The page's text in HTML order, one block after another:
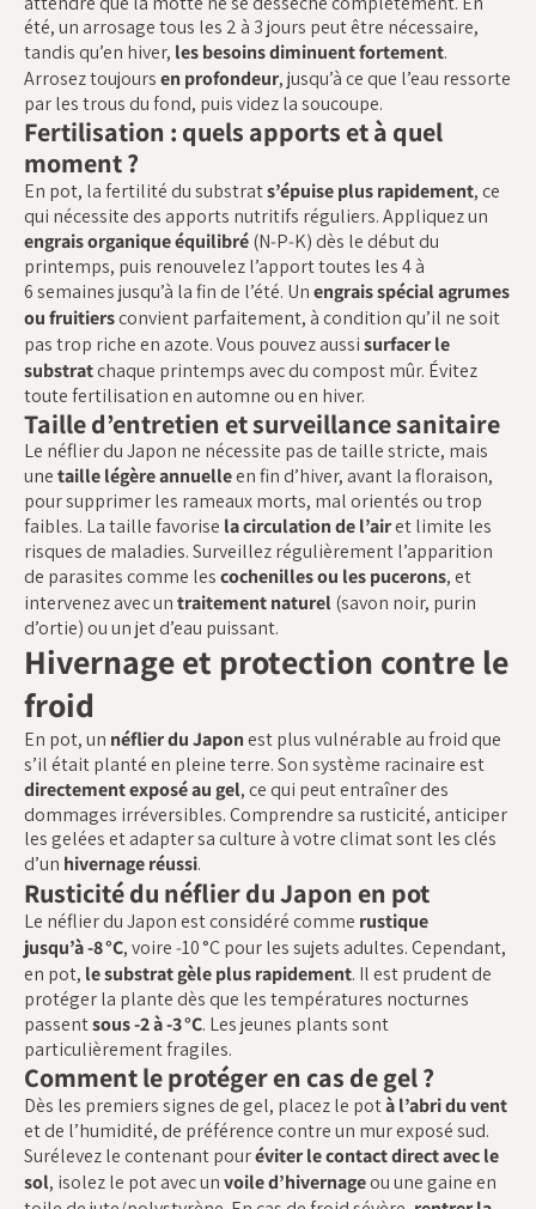
été, un arrosage tous les 2 à 3 jours peut être nécessaire,
tandis qu’en hiver, les besoins diminuent fortement.
Arrosez toujoursen profondeur, jusqu’à ce que l’eau ressorte
par les trous du fond, puis videz la soucoupe.
Fertilisation : quels apports et à quel
moment ?
En pot, la fertilité du substrats’épuise plus rapidement, ce
qui nécessite des apports nutritifs réguliers. Appliquez un
engrais organique équilibré(N‑P‑K) dès le début du
printemps, puis renouvelez l’apport toutes les 4 à
6 semaines jusqu’à la fin de l’été. Unengrais spécial agrumes
ou fruitiersconvient parfaitement, à condition qu’il ne soit
pas trop riche en azote. Vous pouvez aussisurfacer le
substratchaque printemps avec du compost mûr. Évitez
toute fertilisation en automne ou en hiver.
Taille d’entretien et surveillance sanitaire
Le néflier du Japon ne nécessite pas de taille stricte, mais
unetaille légère annuelleen fin d’hiver, avant la floraison,
pour supprimer les rameaux morts, mal orientés ou trop
faibles. La taille favorise la circulation de l’airet limite les
risques de maladies. Surveillez régulièrement l’apparition
de parasites comme lescochenilles ou les pucerons, et
intervenez avec untraitement naturel(savon noir, purin
d’ortie) ou un jet d’eau puissant.
Hivernage et protection contre le
froid
En pot, un néflier du Japonest plus vulnérable au froid que
s’il était planté en pleine terre. Son système racinaire est
directement exposé au gel, ce qui peut entraîner des
dommages irréversibles. Comprendre sa rusticité, anticiper
les gelées et adapter sa culture à votre climat sont les clés
d’un hivernage réussi.
Rusticité du néflier du Japon en pot
Le néflier du Japon est considéré comme rustique
jusqu’à ‑8 °C, voire ‑10 °C pour les sujets adultes. Cependant,
en pot, le substrat gèle plus rapidement. Il est prudent de
protéger la plante dès que les températures nocturnes
passentsous ‑2 à ‑3 °C. Les jeunes plants sont
particulièrement fragiles.
Comment le protéger en cas de gel ?
Dès les premiers signes de gel, placez le potà l’abri du vent
et de l’humidité, de préférence contre un mur exposé sud.
Surélevez le contenant pouréviter le contact direct avec le
sol, isolez le pot avec unvoile d’hivernageou une gaine en